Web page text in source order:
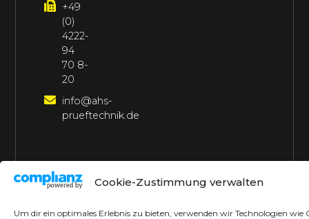
Cookie-Zustimmung verwalten
Um dir ein optimales Erlebnis zu bieten, verwenden wir Technologien wie
+49
(0)
4222-
94
70 8-
20
info@ahs-
prueftechnik.de
©2026 AHS PrüftechnikAlle Rechte vorbehalten